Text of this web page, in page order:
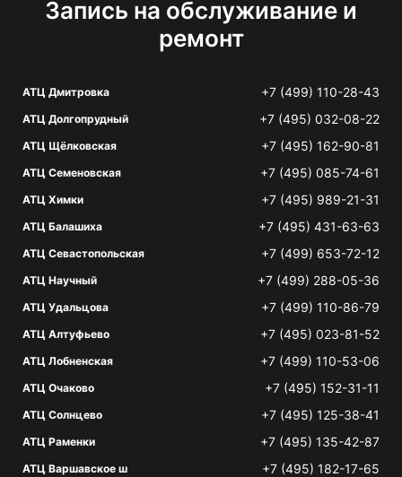
Запись на обслуживание и
ремонт
АТЦ Дмитровка +7 (499) 110-28-43
АТЦ Долгопрудный +7 (495) 032-08-22
АТЦ Щёлковская +7 (495) 162-90-81
АТЦ Семеновская +7 (495) 085-74-61
АТЦ Химки +7 (495) 989-21-31
АТЦ Балашиха +7 (495) 431-63-63
АТЦ Севастопольская +7 (499) 653-72-12
АТЦ Научный +7 (499) 288-05-36
АТЦ Удальцова +7 (499) 110-86-79
АТЦ Алтуфьево +7 (495) 023-81-52
АТЦ Лобненская +7 (499) 110-53-06
АТЦ Очаково +7 (495) 152-31-11
АТЦ Солнцево +7 (495) 125-38-41
АТЦ Раменки +7 (495) 135-42-87
АТЦ Варшавское ш +7 (495) 182-17-65